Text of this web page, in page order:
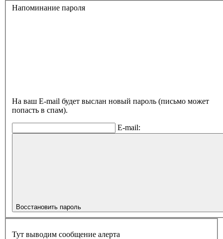
Напоминание пароля
На ваш E-mail будет выслан новый пароль (письмо может
попасть в спам).
E-mail:
Восстановить пароль
Тут выводим сообщение алерта